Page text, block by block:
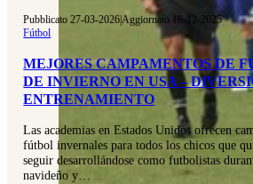
Pubblicato 27-03-2026|Aggiornato 16-12-2025
Fútbol
MEJORES CAMPAMENTOS DE
DE INVIERNO EN USA –
ENTRENAMIENTO
Las academias en Estados Unidos ofrecen
fútbol invernales para todos los chicos que
seguir desarrollándose como futbolistas
navideño y…